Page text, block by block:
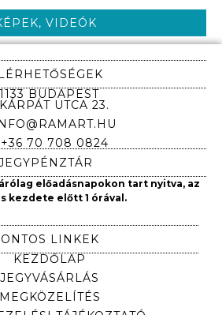
VIDEÓK
1133 BUDAPEST
KÁRPÁT UTCA 23.
+36 70 708 0824
előadásnapokon tart nyitva, az
kezdete előtt 1 órával.
LINKEK
KEZDŐLAP
JEGYVÁSÁRLÁS
MEGKÖZELÍTÉS